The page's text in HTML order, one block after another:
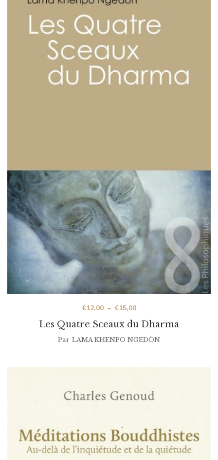
Les Quatre Sceaux du Dharma
€12,00 – €15,00
Par LAMA KHENPO NGEDÖN